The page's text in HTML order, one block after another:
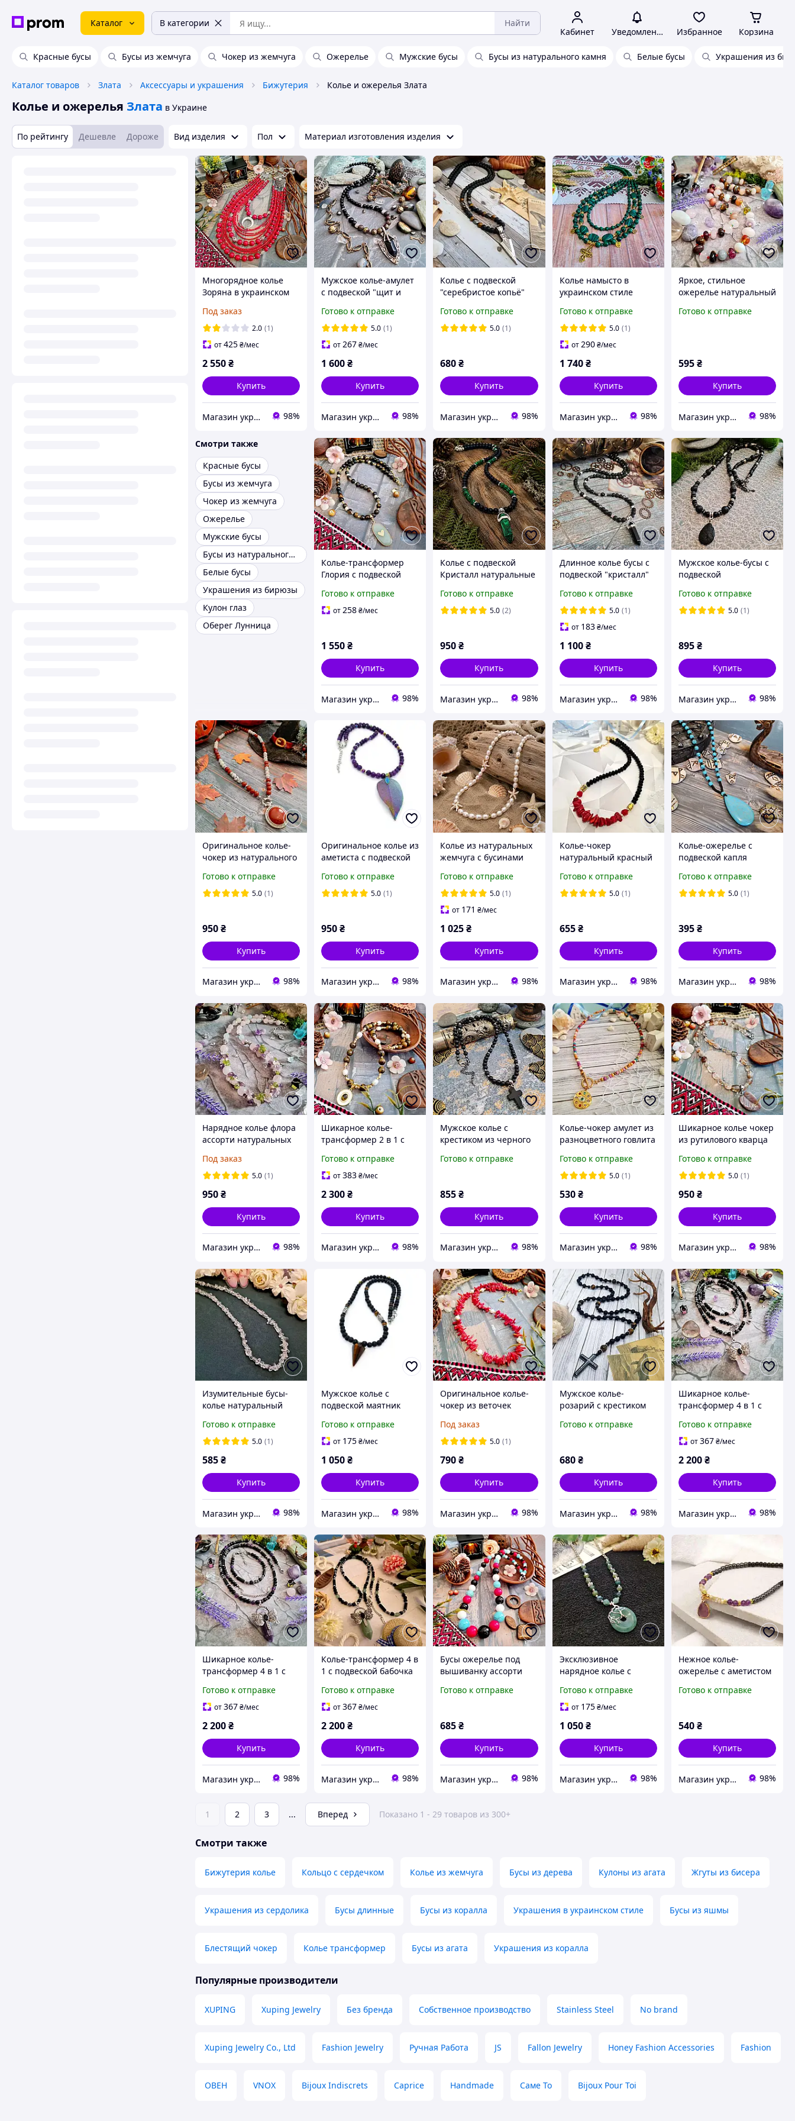
Каталог В категории Найти
Кабинет Уведомления Избранное Корзина
Красные бусы Бусы из жемчуга Чокер из жемчуга Ожерелье Мужские бусы Бусы из натурального камня Белые бусы Украшения из
Каталог товаров Злата Аксессуары и украшения Бижутерия Колье и ожерелья Злата
Колье и ожерелья Злата в Украине
По рейтингу Дешевле Дороже Вид изделия Пол Материал изготовления изделия
Многорядное колье
Зоряна в украинском
камень коралл пресс.
Под заказ
2.0 (1)
от425₴/мес
2 550₴
Купить
Магазин украшений "Злата" 98%
Мужское колье-амулет
с подвеской "щит и
натуральные камни
яшма и черный оникс
Готово к отправке
5.0 (1)
от267₴/мес
1 600₴
Купить
Магазин украшений "Злата" 98%
Колье с подвеской
"серебристое копьё"
шунгит, тигровый глаз,
гематит
Готово к отправке
5.0 (1)
680₴
Купить
Магазин украшений "Злата" 98%
Колье намысто в
украинском стиле
малахит
Готово к отправке
5.0 (1)
от290 ₴/мес
1 740 ₴
Купить
Магазин украшений "Злата" 98%
Яркое, стильное
ожерелье натуральный
морские камешки
Готово к отправке
595₴
Купить
Магазин украшений "Злата" 98%
Смотри также
Красные бусы
Бусы из жемчуга
Чокер из жемчуга
Ожерелье
Мужские бусы
Бусы из натурального камня
Белые бусы
Украшения из бирюзы
Кулон глаз
Оберег Лунница
Колье-трансформер
Глория с подвеской
тигровый, бычий,
соколиный глаз
Готово к отправке
от258₴/мес
1 550₴
Купить
Магазин украшений "Злата" 98%
Колье с подвеской
Кристалл натуральные
прессованный, шунгит
Готово к отправке
5.0 (2)
950₴
Купить
Магазин украшений "Злата" 98%
Длинное колье бусы с
подвеской "кристалл"
гематит, шунгит, лава,
агат
Готово к отправке
5.0 (1)
от 183 ₴/мес
1 100 ₴
Купить
Магазин украшений "Злата" 98%
Мужское колье-бусы с
подвеской
лава, черный агат,
шунгит и гематит
Готово к отправке
5.0 (1)
895₴
Купить
Магазин украшений "Злата" 98%
Оригинальное колье-
чокер из натурального
красная яшма
Готово к отправке
5.0 (1)
950₴
Купить
Магазин украшений "Злата" 98%
Оригинальное колье из
аметиста с подвеской
Готово к отправке
5.0 (1)
950₴
Купить
Магазин украшений "Злата" 98%
Колье из натуральных
жемчуга с бусинами
Готово к отправке
5.0 (1)
от 171 ₴/мес
1 025₴
Купить
Магазин украшений "Злата" 98%
Колье-чокер
натуральный красный
бусины
Готово к отправке
5.0 (1)
655 ₴
Купить
Магазин украшений "Злата" 98%
Колье-ожерелье с
подвеской капля
говлит под бирюзу
Готово к отправке
5.0 (1)
395₴
Купить
Магазин украшений "Злата" 98%
Нарядное колье флора
ассорти натуральных
кварц, жемчуг и
хризолит
Под заказ
5.0 (1)
950₴
Купить
Магазин украшений "Злата" 98%
Шикарное колье-
трансформер 2 в 1 с
натуральный камень
тигровый глаз, жемчуг
Готово к отправке
от383₴/мес
2 300₴
Купить
Магазин украшений "Злата" 98%
Мужское колье с
крестиком из черного
гематита
Готово к отправке
855₴
Купить
Магазин украшений "Злата" 98%
Колье-чокер амулет из
разноцветного говлита
Готово к отправке
5.0 (1)
530 ₴
Купить
Магазин украшений "Злата" 98%
Шикарное колье чокер
из рутилового кварца
из агата
Готово к отправке
5.0 (1)
950₴
Купить
Магазин украшений "Злата" 98%
Изумительные бусы-
колье натуральный
хрусталь крошка
Готово к отправке
5.0 (1)
585₴
Купить
Магазин украшений "Злата" 98%
Мужское колье с
подвеской маятник
тигровый глаз, лава,
гематит
Готово к отправке
от 175₴/мес
1 050₴
Купить
Магазин украшений "Злата" 98%
Оригинальное колье-
чокер из веточек
жемчужин
Под заказ
5.0 (1)
790₴
Купить
Магазин украшений "Злата" 98%
Мужское колье-
розарий с крестиком
гематита, тигрового
Готово к отправке
680 ₴
Купить
Магазин украшений "Злата" 98%
Шикарное колье-
трансформер 4 в 1 с
бражник натуральный
розовый кварц и
Готово к отправке
от367₴/мес
2 200₴
Купить
Магазин украшений "Злата" 98%
Шикарное колье-
трансформер 4 в 1 с
бражник натуральный
аметист и черный
Готово к отправке
от367₴/мес
2 200₴
Купить
Магазин украшений "Злата" 98%
Колье-трансформер 4 в
1 с подвеской бабочка
зеленый авантюрин и
черный оникс
Готово к отправке
от367₴/мес
2 200₴
Купить
Магазин украшений "Злата" 98%
Бусы ожерелье под
вышиванку ассорти
на увеличение
Готово к отправке
685₴
Купить
Магазин украшений "Злата" 98%
Эксклюзивное
нарядное колье с
моховый агат, зеленый
авантюрин
Готово к отправке
от 175 ₴/мес
1 050 ₴
Купить
Магазин украшений "Злата" 98%
Нежное колье-
ожерелье с аметистом
Готово к отправке
540₴
Купить
Магазин украшений "Злата" 98%
1 2 3 ... Вперед Показано 1 - 29 товаров из 300+
Смотри также
Бижутерия колье Кольцо с сердечком Колье из жемчуга Бусы из дерева Кулоны из агата Жгуты из бисера
Украшения из сердолика Бусы длинные Бусы из коралла Украшения в украинском стиле Бусы из яшмы
Блестящий чокер Колье трансформер Бусы из агата Украшения из коралла
Популярные производители
XUPING Xuping Jewelry Без бренда Собственное производство Stainless Steel No brand
Xuping Jewelry Co., Ltd Fashion Jewelry Ручная Работа JS Fallon Jewelry Honey Fashion Accessories Fashion
ОВЕН VNOX Bijoux Indiscrets Caprice Handmade Саме То Bijoux Pour Toi